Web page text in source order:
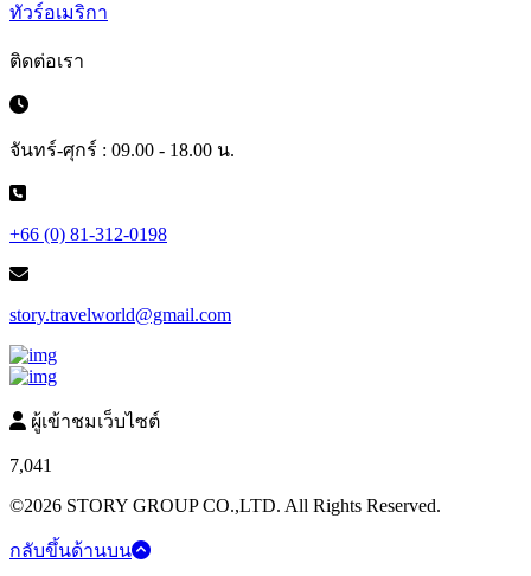
ทัวร์อเมริกา
ติดต่อเรา
จันทร์-ศุกร์ : 09.00 - 18.00 น.
+66 (0) 81-312-0198
story.travelworld@gmail.com
ผู้เข้าชมเว็บไซต์
7,041
©2026 STORY GROUP CO.,LTD. All Rights Reserved.
กลับขึ้นด้านบน